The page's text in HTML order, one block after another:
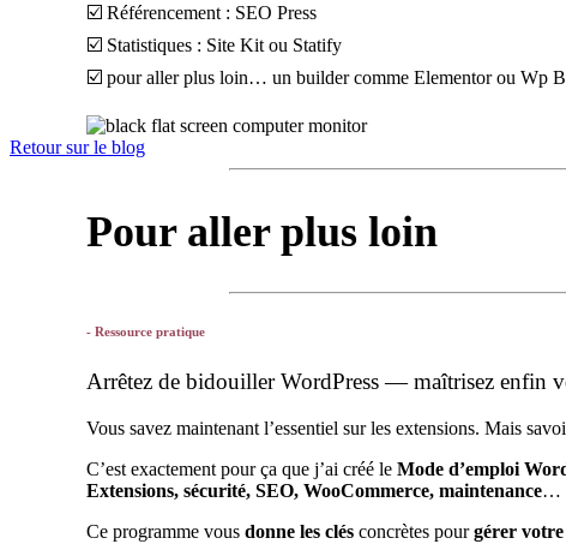
☑️ Référencement : SEO Press
☑️ Statistiques : Site Kit ou Statify
☑️ pour aller plus loin… un builder comme Elementor ou Wp
Retour sur le blog
Pour aller plus loin
- Ressource pratique
Arrêtez de bidouiller WordPress — maîtrisez enfin
Vous savez maintenant l’essentiel sur les extensions. Mais
C’est exactement pour ça que j’ai créé le Mode d’emploi
Extensions, sécurité, SEO, WooCommerce, maintenance…
Ce programme vous donne les clés concrètes pourgérer